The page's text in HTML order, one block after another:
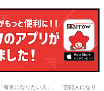
名になりたい人」、「芸能人になり